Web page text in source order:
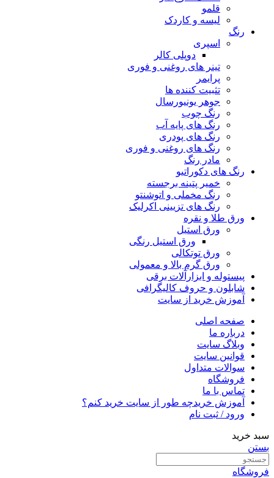
قلمو
لیسه و کاردک
رنگ
اسپری
دوپلی کالر
تینر های روغنی و فوری
پرایمر
تثبیت کننده ها
جوهر یونیورسال
رنگ چوب
رنگ‌ های پایه آب
رنگ های پودری
رنگ‌ های روغنی و فوری
مادر رنگ
رنگ های دکوراتیو
خمیر پتینه برجسته
رنگ مخملی و اتوشنتو
رنگ های تزیینی اکرلیک
ورق طلا و نقره
ورق استیل
ورق استیل رنگی
ورق توتکالی
ورق گرم بالا و معمولی
پیستوله و ابزارآلات برقی
شابلون و حروف کالیگرافی
آموزش خرید از سایت
صفحه اصلی
درباره ما
وبلاگ سایت
قوانین سایت
سوالات متداول
فروشگاه
تماس با ما
آموزش خریدچه طور از سایت خرید کنم؟
ورود / ثبت نام
سبد خرید
بستن
فروشگاه